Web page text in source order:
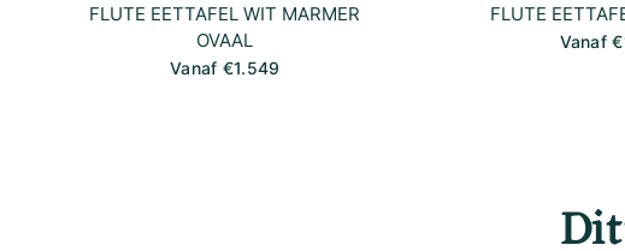
FLUTE EETTAFEL WIT MARMER
OVAAL
Vanaf €1.549
FLUTE
Vanaf